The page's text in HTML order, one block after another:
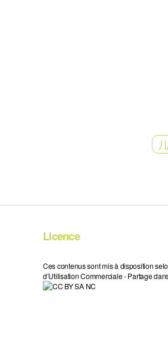
Licence
Ces contenus sont mis à disposition
d’Utilisation Commerciale - Partage